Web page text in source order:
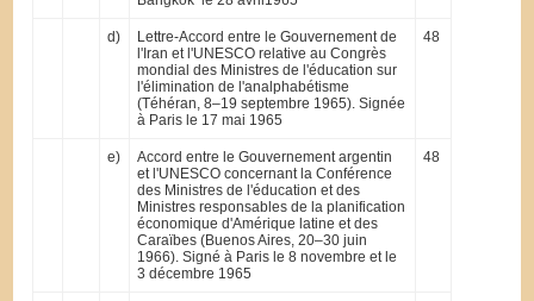
d)
Lettre-Accord entre le Gouvernement de
l'Iran et l'UNESCO relative au Congrès
mondial des Ministres de l'éducation sur
l'élimination de l'analphabétisme
(Téhéran, 8–19 septembre 1965). Signée
à Paris le 17 mai 1965
48
e)
Accord entre le Gouvernement argentin
et l'UNESCO concernant la Conférence
des Ministres de l'éducation et des
Ministres responsables de la planification
économique d'Amérique latine et des
Caraïbes (Buenos Aires, 20–30 juin
1966). Signé à Paris le 8 novembre et le
3 décembre 1965
48